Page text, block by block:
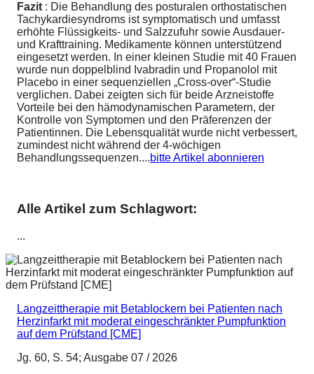
Fazit : Die Behandlung des posturalen orthostatischen
Tachykardiesyndroms ist symptomatisch und umfasst
erhöhte Flüssigkeits- und Salzzufuhr sowie Ausdauer-
und Krafttraining. Medikamente können unterstützend
eingesetzt werden. In einer kleinen Studie mit 40 Frauen
wurde nun doppelblind Ivabradin und Propanolol mit
Placebo in einer sequenziellen „Cross-over“-Studie
verglichen. Dabei zeigten sich für beide Arzneistoffe
Vorteile bei den hämodynamischen Parametern, der
Kontrolle von Symptomen und den Präferenzen der
Patientinnen. Die Lebensqualität wurde nicht verbessert,
zumindest nicht während der 4-wöchigen
Behandlungssequenzen....bitte Artikel abonnieren
Alle Artikel zum Schlagwort:
...
Langzeittherapie mit Betablockern bei Patienten nach
Herzinfarkt mit moderat eingeschränkter Pumpfunktion
auf dem Prüfstand [CME]
Jg. 60, S. 54; Ausgabe 07 / 2026